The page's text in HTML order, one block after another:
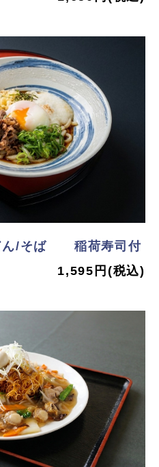
ん/そば 稲荷寿司付
1,595円(税込)